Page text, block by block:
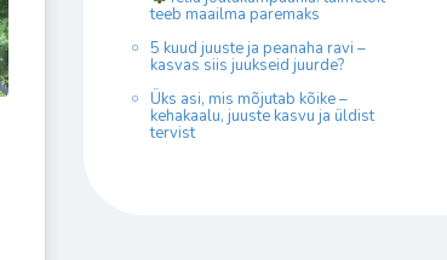
teeb maailma paremaks
5 kuud juuste ja peanaha ravi –
kasvas siis juukseid juurde?
Üks asi, mis mõjutab kõike –
kehakaalu, juuste kasvu ja üldist
tervist